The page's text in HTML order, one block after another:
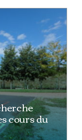
cours du